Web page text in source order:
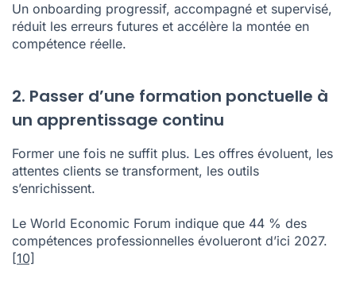
Un onboarding progressif, accompagné et supervisé,
réduit les erreurs futures et accélère la montée en
compétence réelle.
2. Passer d’une formation ponctuelle à
un apprentissage continu
Former une fois ne suffit plus. Les offres évoluent, les
attentes clients se transforment, les outils
s’enrichissent.
Le World Economic Forum indique que 44 % des
compétences professionnelles évolueront d’ici 2027.
[10]